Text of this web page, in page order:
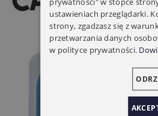
ustawieniach przeglądarki.
strony, zgadzasz się z
przetwarzania danych
w polityce prywatności.